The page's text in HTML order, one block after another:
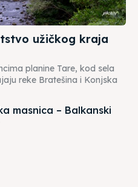
užičkog kraja
planine Tare, kod sela
reke Bratešina i Konjska
masnica – Balkanski